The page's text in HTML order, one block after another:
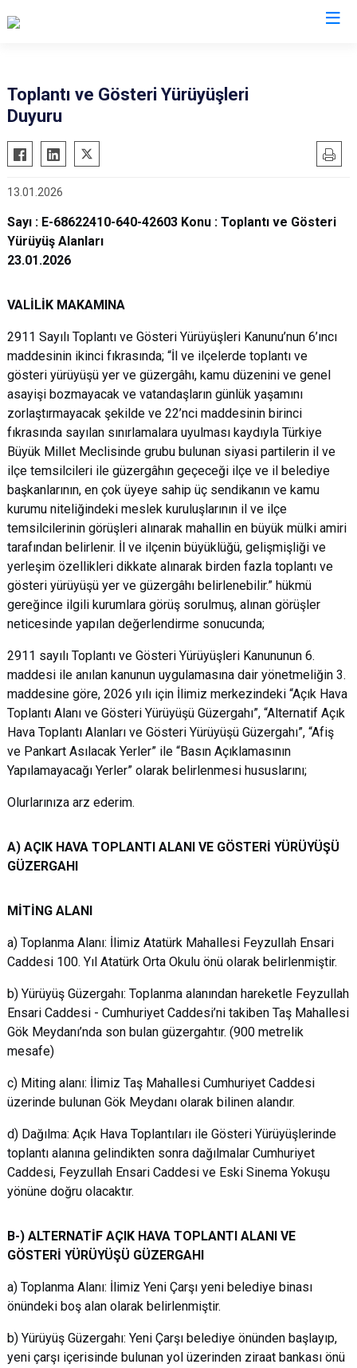
Adilcevaz
Ahlat
Hizan
Mutki
Tatvan
Toplantı ve Gösteri Yürüyüşleri
Duyuru
13.01.2026
Sayı : E-68622410-640-42603 Konu : Toplantı ve Gösteri
Yürüyüş Alanları
23.01.2026
VALİLİK MAKAMINA
2911 Sayılı Toplantı ve Gösteri Yürüyüşleri Kanunu’nun 6’ıncı
maddesinin ikinci fıkrasında; “İl ve ilçelerde toplantı ve
gösteri yürüyüşü yer ve güzergâhı, kamu düzenini ve genel
asayişi bozmayacak ve vatandaşların günlük yaşamını
zorlaştırmayacak şekilde ve 22’nci maddesinin birinci
fıkrasında sayılan sınırlamalara uyulması kaydıyla Türkiye
Büyük Millet Meclisinde grubu bulunan siyasi partilerin il ve
ilçe temsilcileri ile güzergâhın geçeceği ilçe ve il belediye
başkanlarının, en çok üyeye sahip üç sendikanın ve kamu
kurumu niteliğindeki meslek kuruluşlarının il ve ilçe
temsilcilerinin görüşleri alınarak mahallin en büyük mülki amiri
tarafından belirlenir. İl ve ilçenin büyüklüğü, gelişmişliği ve
yerleşim özellikleri dikkate alınarak birden fazla toplantı ve
gösteri yürüyüşü yer ve güzergâhı belirlenebilir.” hükmü
gereğince ilgili kurumlara görüş sorulmuş, alınan görüşler
neticesinde yapılan değerlendirme sonucunda;
2911 sayılı Toplantı ve Gösteri Yürüyüşleri Kanununun 6.
maddesi ile anılan kanunun uygulamasına dair yönetmeliğin 3.
maddesine göre, 2026 yılı için İlimiz merkezindeki “Açık Hava
Toplantı Alanı ve Gösteri Yürüyüşü Güzergahı”, “Alternatif Açık
Hava Toplantı Alanları ve Gösteri Yürüyüşü Güzergahı”, “Afiş
ve Pankart Asılacak Yerler” ile “Basın Açıklamasının
Yapılamayacağı Yerler” olarak belirlenmesi hususlarını;
Olurlarınıza arz ederim.
A) AÇIK HAVA TOPLANTI ALANI VE GÖSTERİ YÜRÜYÜŞÜ
GÜZERGAHI
MİTİNG ALANI
a) Toplanma Alanı: İlimiz Atatürk Mahallesi Feyzullah Ensari
Caddesi 100. Yıl Atatürk Orta Okulu önü olarak belirlenmiştir.
b) Yürüyüş Güzergahı: Toplanma alanından hareketle Feyzullah
Ensari Caddesi - Cumhuriyet Caddesi’ni takiben Taş Mahallesi
Gök Meydanı’nda son bulan güzergahtır. (900 metrelik
mesafe)
c) Miting alanı: İlimiz Taş Mahallesi Cumhuriyet Caddesi
üzerinde bulunan Gök Meydanı olarak bilinen alandır.
d) Dağılma: Açık Hava Toplantıları ile Gösteri Yürüyüşlerinde
toplantı alanına gelindikten sonra dağılmalar Cumhuriyet
Caddesi, Feyzullah Ensari Caddesi ve Eski Sinema Yokuşu
yönüne doğru olacaktır.
B-) ALTERNATİF AÇIK HAVA TOPLANTI ALANI VE
GÖSTERİ YÜRÜYÜŞÜ GÜZERGAHI
a) Toplanma Alanı: İlimiz Yeni Çarşı yeni belediye binası
önündeki boş alan olarak belirlenmiştir.
b) Yürüyüş Güzergahı: Yeni Çarşı belediye önünden başlayıp,
yeni çarşı içerisinde bulunan yol üzerinden ziraat bankası önü